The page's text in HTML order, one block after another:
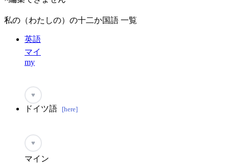
私の（わたしの）の十二か国語 一覧
英語
マイ
my
♥
ドイツ語 [here]
♥
マイン